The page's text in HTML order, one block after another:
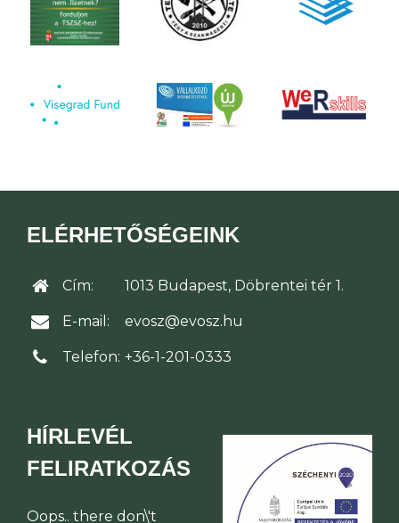
ELÉRHETŐSÉGEINK
Cím: 1013 Budapest, Döbrentei tér 1.
E-mail: evosz@evosz.hu
Telefon: +36-1-201-0333
HÍRLEVÉL
FELIRATKOZÁS
Oops.. there don\'t